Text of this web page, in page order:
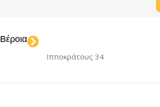
Βέροια
Ιπποκράτους 34